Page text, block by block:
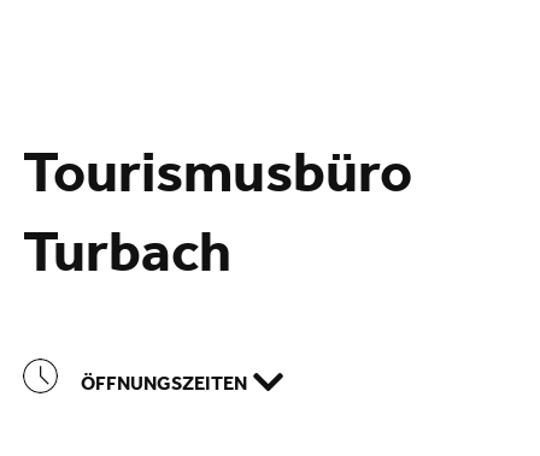
Lade
Tourismusbüro
Turbach
ÖFFNUNGSZEITEN